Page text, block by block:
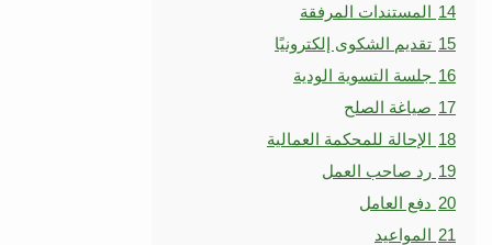
14 المستندات المرفقة
15 تقديم الشكوى إلكترونيًا
16 جلسة التسوية الودية
17 صياغة الصلح
18 الإحالة للمحكمة العمالية
19 رد صاحب العمل
20 دفع العامل
21 المواعيد